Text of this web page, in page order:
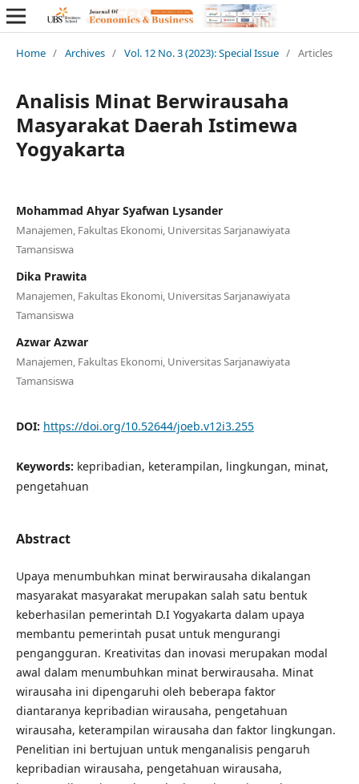
Home / Archives / Vol. 12 No. 3 (2023): Special Issue / Articles
Analisis Minat Berwirausaha
Masyarakat Daerah Istimewa
Yogyakarta
Mohammad Ahyar Syafwan Lysander
Manajemen, Fakultas Ekonomi, Universitas Sarjanawiyata
Tamansiswa
Dika Prawita
Manajemen, Fakultas Ekonomi, Universitas Sarjanawiyata
Tamansiswa
Azwar Azwar
Manajemen, Fakultas Ekonomi, Universitas Sarjanawiyata
Tamansiswa
DOI: https://doi.org/10.52644/joeb.v12i3.255
Keywords: kepribadian, keterampilan, lingkungan, minat,
pengetahuan
Abstract
Upaya menumbuhkan minat berwirausaha dikalangan
masyarakat masyarakat merupakan salah satu bentuk
keberhasilan pemerintah D.I Yogyakarta dalam upaya
membantu pemerintah pusat untuk mengurangi
pengangguran. Kreativitas dan inovasi merupakan modal
awal dalam menumbuhkan minat berwirausaha. Minat
wirausaha ini dipengaruhi oleh beberapa faktor
diantaranya kepribadian wirausaha, pengetahuan
wirausaha, keterampilan wirausaha dan faktor lingkungan.
Penelitian ini bertujuan untuk menganalisis pengaruh
kepribadian wirausaha, pengetahuan wirausaha,